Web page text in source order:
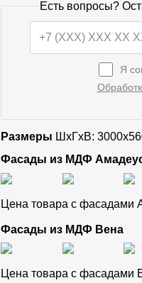
Есть вопросы?
Я
Размеры ШxГхВ:
Фасады из МДФ
Цена товара с фасадами
Фасады из МДФ Вена
Цена товара с фасадами